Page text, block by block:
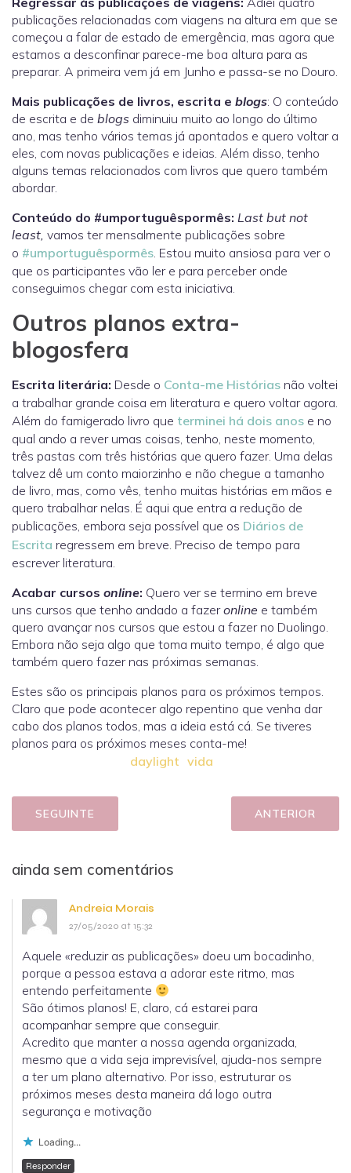
publicações relacionadas com viagens na altura em que se
começou a falar de estado de emergência, mas agora que
estamos a desconfinar parece-me boa altura para as
preparar. A primeira vem já em Junho e passa-se no Douro.
Mais publicações de livros, escrita e blogs: O conteúdo
de escrita e de blogs diminuiu muito ao longo do último
ano, mas tenho vários temas já apontados e quero voltar a
eles, com novas publicações e ideias. Além disso, tenho
alguns temas relacionados com livros que quero também
abordar.
Conteúdo do #umportuguêspormês: Last but not
least, vamos ter mensalmente publicações sobre
o #umportuguêspormês. Estou muito ansiosa para ver o
que os participantes vão ler e para perceber onde
conseguimos chegar com esta iniciativa.
Outros planos extra-
blogosfera
Escrita literária: Desde o Conta-me Histórias não voltei
a trabalhar grande coisa em literatura e quero voltar agora.
Além do famigerado livro que terminei há dois anos e no
qual ando a rever umas coisas, tenho, neste momento,
três pastas com três histórias que quero fazer. Uma delas
talvez dê um conto maiorzinho e não chegue a tamanho
de livro, mas, como vês, tenho muitas histórias em mãos e
quero trabalhar nelas. É aqui que entra a redução de
publicações, embora seja possível que os Diários de
Escrita regressem em breve. Preciso de tempo para
escrever literatura.
Acabar cursos online: Quero ver se termino em breve
uns cursos que tenho andado a fazeronline e também
quero avançar nos cursos que estou a fazer no Duolingo.
Embora não seja algo que toma muito tempo, é algo que
também quero fazer nas próximas semanas.
Estes são os principais planos para os próximos tempos.
Claro que pode acontecer algo repentino que venha dar
cabo dos planos todos, mas a ideia está cá. Se tiveres
planos para os próximos meses conta-me!
daylight vida
SEGUINTE ANTERIOR
ainda sem comentários
Andreia Morais
27/05/2020 at 15:32
Aquele «reduzir as publicações» doeu um bocadinho,
porque a pessoa estava a adorar este ritmo, mas
entendo perfeitamente
São ótimos planos! E, claro, cá estarei para
acompanhar sempre que conseguir.
Acredito que manter a nossa agenda organizada,
mesmo que a vida seja imprevisível, ajuda-nos sempre
a ter um plano alternativo. Por isso, estruturar os
próximos meses desta maneira dá logo outra
segurança e motivação
Loading...
Responder